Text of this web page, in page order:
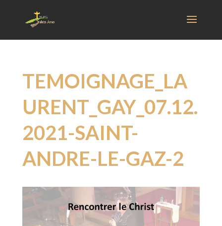
TEMOIGNAGE_LA
URENT_GAY_07.12.
2021-SAINT-
ANDRE-LE-GAZ-2